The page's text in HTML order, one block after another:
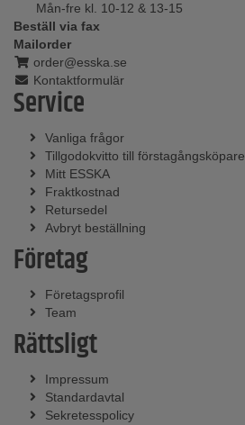
Mån-fre kl. 10-12 & 13-15
Beställ via fax
Mailorder
order@esska.se
Kontaktformulär
Service
Vanliga frågor
Tillgodokvitto till förstagångsköpare
Mitt ESSKA
Fraktkostnad
Retursedel
Avbryt beställning
Företag
Företagsprofil
Team
Rättsligt
Impressum
Standardavtal
Sekretesspolicy